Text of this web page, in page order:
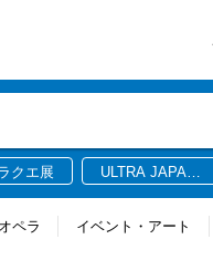
クエ展
ULTRA JAPAN
ペラ イベント・アート